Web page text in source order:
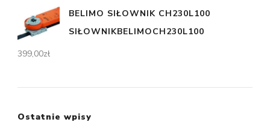
BELIMO SIŁOWNIK CH230L100
SIŁOWNIKBELIMOCH230L100
399,00zł
Ostatnie wpisy